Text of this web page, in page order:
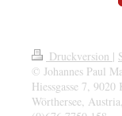
Druckversion |
© Johannes Paul
Hiessgasse 7,
Wörthersee,